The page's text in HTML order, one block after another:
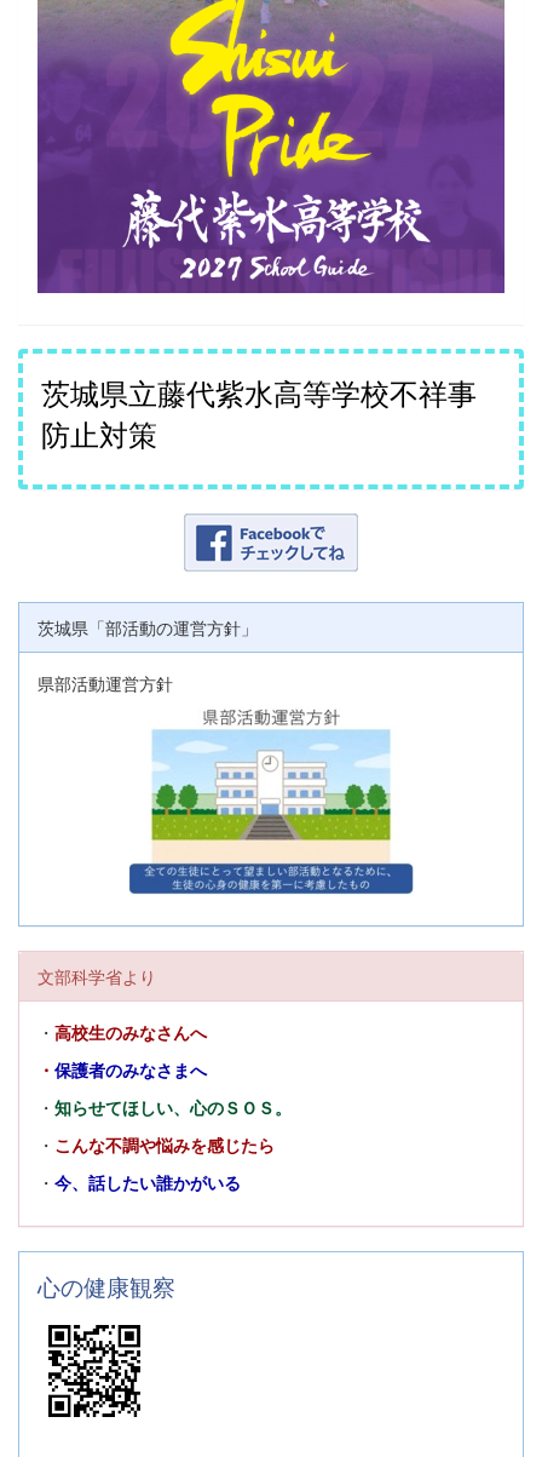
茨城県立藤代紫水高等学校不祥事
防止対策
茨城県「部活動の運営方針」
県部活動運営方針
文部科学省より
・ 高校生のみなさんへ
・ 保護者のみなさまへ
・ 知らせてほしい、心のＳＯＳ。
・ こんな不調や悩みを感じたら
・ 今、話したい誰かがいる
心の健康観察